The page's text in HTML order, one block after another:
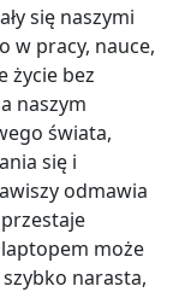
się naszymi
w pracy, nauce,
życie bez
naszym
świata,
się i
odmawia
laptopem może
narasta,